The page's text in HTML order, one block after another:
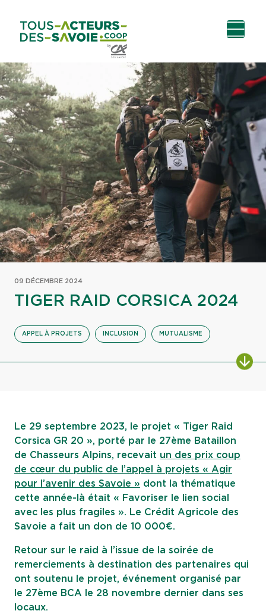
contenu
principal
09 DÉCEMBRE 2024
TIGER RAID CORSICA 2024
APPEL À PROJETS INCLUSION MUTUALISME
Le 29 septembre 2023, le projet « Tiger Raid
Corsica GR 20 », porté par le 27ème Bataillon
de Chasseurs Alpins, recevait un des prix coup
de cœur du public de l’appel à projets « Agir
pour l’avenir des Savoie » dont la thématique
cette année-là était « Favoriser le lien social
avec les plus fragiles ». Le Crédit Agricole des
Savoie a fait un don de 10 000€.
Retour sur le raid à l’issue de la soirée de
remerciements à destination des partenaires qui
ont soutenu le projet, événement organisé par
le 27ème BCA le 28 novembre dernier dans ses
locaux.